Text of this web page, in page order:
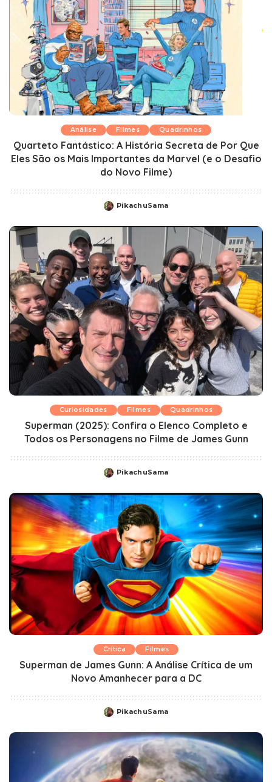
Análise Filmes Quadrinhos
Quarteto Fantástico: A História Secreta de Por Que
Eles São os Mais Importantes da Marvel (e o Desafio
do Novo Filme)
Posted
PikachuSama
Curiosidades Filmes Quadrinhos
Superman (2025): Confira o Elenco Completo e
Todos os Personagens no Filme de James Gunn
Posted
PikachuSama
Crítica Filmes
Superman de James Gunn: A Análise Crítica de um
Novo Amanhecer para a DC
Posted
PikachuSama